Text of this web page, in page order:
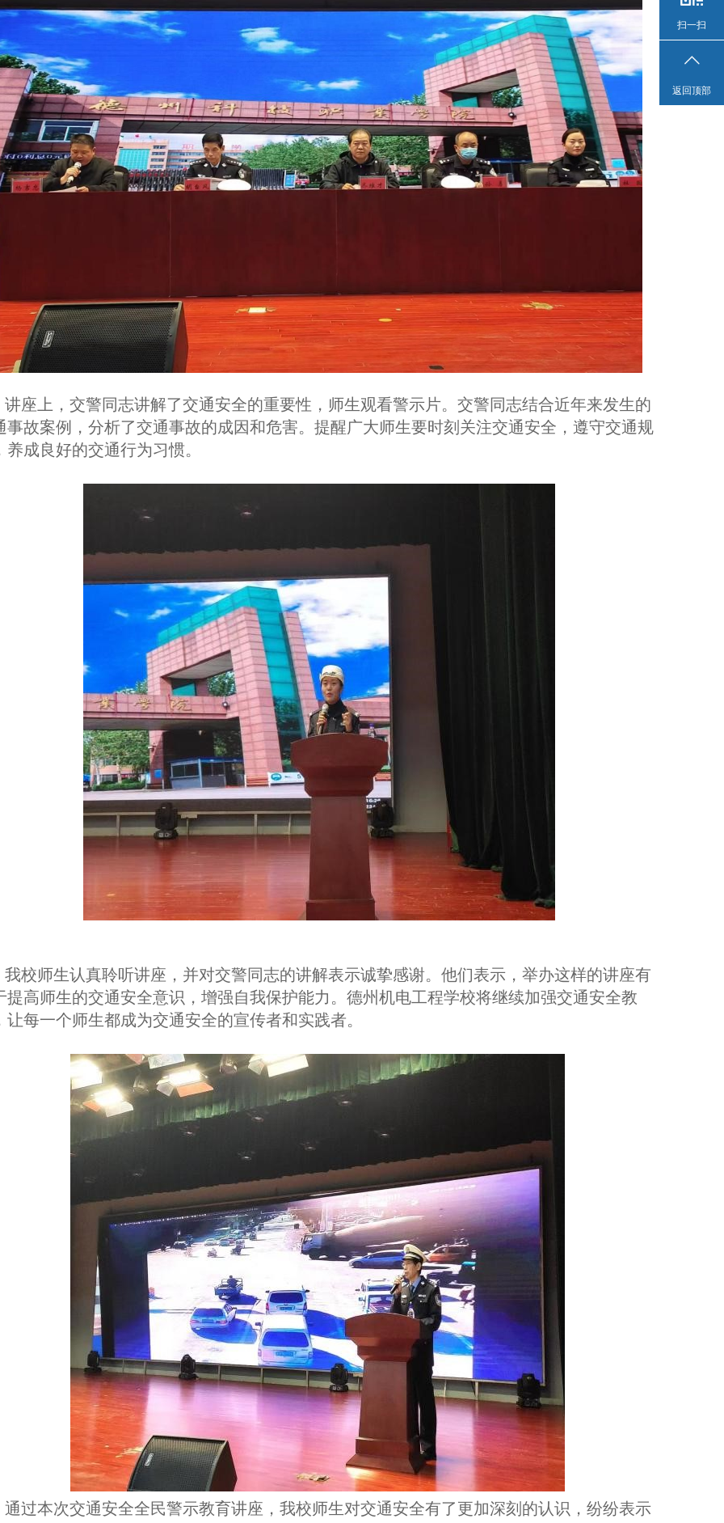
讲座上，交警同志讲解了交通安全的重要性，师生观看警示片。交警同志结合近年来发生的
事故案例，分析了交通事故的成因和危害。提醒广大师生要时刻关注交通安全，遵守交通规
养成良好的交通行为习惯。
我校师生认真聆听讲座，并对交警同志的讲解表示诚挚感谢。他们表示，举办这样的讲座有
提高师生的交通安全意识，增强自我保护能力。德州机电工程学校将继续加强交通安全教
让每一个师生都成为交通安全的宣传者和实践者。
通过本次交通安全全民警示教育讲座，我校师生对交通安全有了更加深刻的认识，纷纷表示
扫一扫
返回顶部